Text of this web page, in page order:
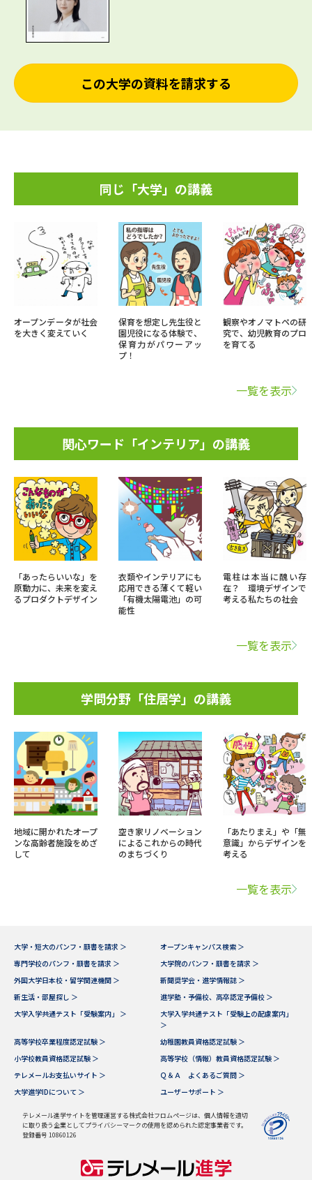
この大学の資料を請求する
同じ「大学」の講義
オープンデータが社会
を大きく変えていく
保育を想定し先生役と
園児役になる体験で、
保育力がパワーアッ
プ！
観察やオノマトペの研
究で、幼児教育のプロ
を育てる
一覧を表示
関心ワード「インテリア」の講義
「あったらいいな」を
原動力に、未来を変え
るプロダクトデザイン
衣類やインテリアにも
応用できる薄くて軽い
「有機太陽電池」の可
能性
電柱は本当に醜い存
在？ 環境デザインで
考える私たちの社会
一覧を表示
学問分野「住居学」の講義
地域に開かれたオープ
ンな高齢者施設をめざ
して
空き家リノベーション
によるこれからの時代
のまちづくり
「あたりまえ」や「無
意識」からデザインを
考える
一覧を表示
大学・短大のパンフ・願書を請求 ＞
オープンキャンパス検索 ＞
専門学校のパンフ・願書を請求 ＞
大学院のパンフ・願書を請求 ＞
外国大学日本校・留学関連機関 ＞
新聞奨学会・進学情報誌 ＞
新生活・部屋探し ＞
進学塾・予備校、高卒認定予備校 ＞
大学入学共通テスト「受験案内」 ＞
大学入学共通テスト「受験上の配慮案内」
＞
高等学校卒業程度認定試験 ＞
幼稚園教員資格認定試験 ＞
小学校教員資格認定試験 ＞
高等学校（情報）教員資格認定試験 ＞
テレメールお支払いサイト ＞
Ｑ＆Ａ よくあるご質問 ＞
大学進学IDについて ＞
ユーザーサポート ＞
テレメール進学サイトを管理運営する株式会社フロムページは、個人情報を適切
に取り扱う企業としてプライバシーマークの使用を認められた認定事業者です。
登録番号 10860126